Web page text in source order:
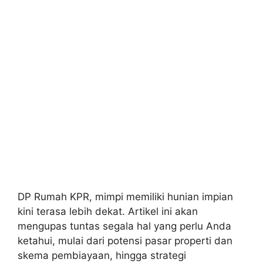
DP Rumah KPR, mimpi memiliki hunian impian
kini terasa lebih dekat. Artikel ini akan
mengupas tuntas segala hal yang perlu Anda
ketahui, mulai dari potensi pasar properti dan
skema pembiayaan, hingga strategi